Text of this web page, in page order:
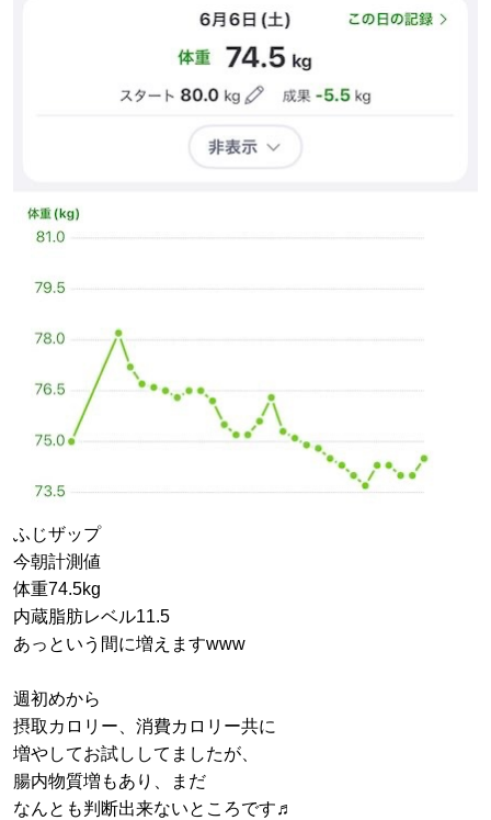
ふじザップ
今朝計測値
体重74.5kg
内蔵脂肪レベル11.5
あっという間に増えますwww
週初めから
摂取カロリー、消費カロリー共に
増やしてお試ししてましたが、
腸内物質増もあり、まだ
なんとも判断出来ないところです♬